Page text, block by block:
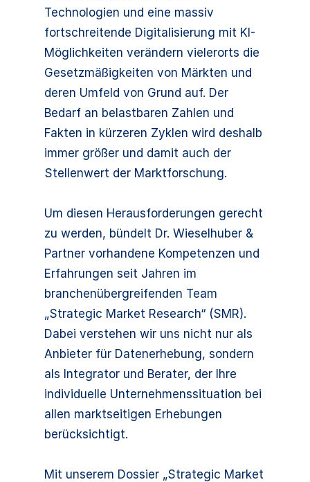
Technologien und eine massiv
fortschreitende Digitalisierung mit KI-
Möglichkeiten verändern vielerorts die
Gesetzmäßigkeiten von Märkten und
deren Umfeld von Grund auf. Der
Bedarf an belastbaren Zahlen und
Fakten in kürzeren Zyklen wird deshalb
immer größer und damit auch der
Stellenwert der Marktforschung.
Um diesen Herausforderungen gerecht
zu werden, bündelt Dr. Wieselhuber &
Partner vorhandene Kompetenzen und
Erfahrungen seit Jahren im
branchenübergreifenden Team
„Strategic Market Research“ (SMR).
Dabei verstehen wir uns nicht nur als
Anbieter für Datenerhebung, sondern
als Integrator und Berater, der Ihre
individuelle Unternehmenssituation bei
allen marktseitigen Erhebungen
berücksichtigt.
Mit unserem Dossier „Strategic Market